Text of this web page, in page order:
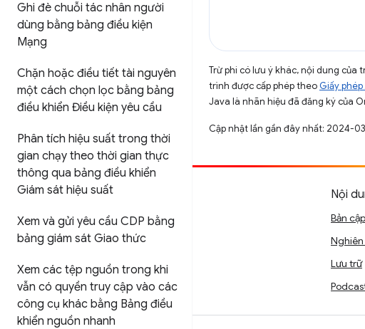
Ghi đè chuỗi tác nhân người
dùng bằng bảng điều kiện
Mạng
Chặn hoặc điều tiết tài nguyên
một cách chọn lọc bằng bảng
điều khiển Điều kiện yêu cầu
Phân tích hiệu suất trong thời
gian chạy theo thời gian thực
thông qua bảng điều khiển
Giám sát hiệu suất
Xem và gửi yêu cầu CDP bằng
bảng giám sát Giao thức
Xem các tệp nguồn trong khi
vẫn có quyền truy cập vào các
công cụ khác bằng Bảng điều
khiển nguồn nhanh
Trừ phi có lưu ý khác, nội dung của
trình được cấp phép theo Giấy
Java là nhãn hiệu đã đăng ký của
Cập nhật lần gần đây nhất: 2024-
Đóng góp
Báo cáo lỗi
Xem các sự cố mở
Nội
Bản
Lưu trữ